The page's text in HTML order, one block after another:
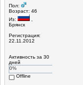
Пол:
Возраст: 46
Из:
Брянск
Регистрация:
22.11.2012
Активность за 30
дней
0%
Offline